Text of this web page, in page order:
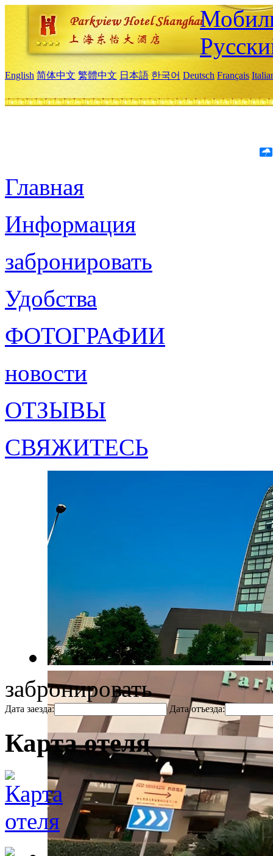
English 简体中文 繁體中文 日本語 한국어 Deutsch Français
Главная
Информация
забронировать
Удобства
ФОТОГРАФИИ
новости
ОТЗЫВЫ
СВЯЖИТЕСЬ
забронировать
Дата заезда: Дата отъезда:
Карта отеля